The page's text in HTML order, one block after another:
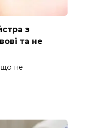
з
та не
що не